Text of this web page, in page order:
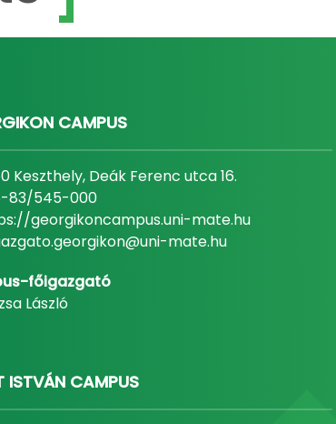
CAMPUS
Keszthely, Deák Ferenc utca 16.
83/545-000
georgikoncampus.uni-mate.hu
mate.hu
főigazgató
László
ISTVÁN CAMPUS